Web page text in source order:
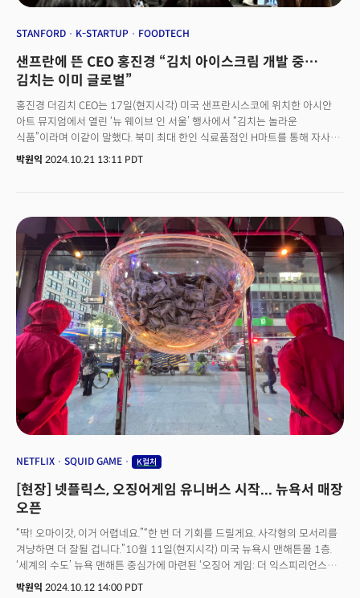
STANFORD K-STARTUP FOODTECH
샌프란에 뜬 CEO 홍진경 “김치 아이스크림 개발 중…
김치는 이미 글로벌”
홍진경 더김치 CEO는 17일(현지시각) 미국 샌프란시스코에 위치한 아시안
아트 뮤지엄에서 열린 ‘뉴 웨이브 인 서울’ 행사에서 “김치는 놀라운
식품”이라며 이같이 말했다. 북미 최대 한인 식료품점인 H마트를 통해 자사
김치를 유통하는데 그치지 않고, 김치의 특성을 살린 다양한 신제품을
나게 만든다”고 했다.&nbsp;홍 CEO는 이날 미국에 한국 문화를 알리는 뉴
웨이브 인 서울 행사에 참석, 시종일관 한국 음식과 문화의 우수성을 강조했다.
뉴 웨이브 인 서울은 스탠퍼드 이노베이션 & 디자인 연구센터(SCIDR)가
샌프란시스코 아시안 아트 뮤지엄과 공동 주최한 행사다.
박원익 2024.10.21 13:11 PDT
NETFLIX SQUID GAME K컬처
[현장] 넷플릭스, 오징어게임 유니버스 시작... 뉴욕서 매장
오픈
“딱! 오마이갓, 이거 어렵네요.”“한 번 더 기회를 드릴게요. 사각형의 모서리를
겨냥하면 더 잘될 겁니다.”10월 11일(현지시각) 미국 뉴욕시 맨해튼몰 1층.
‘세계의 수도’ 뉴욕 맨해튼 중심가에 마련된 ‘오징어 게임: 더 익스피리언스
(Squid Game: The Experience)’ 행사장에 딱지치기 소리가 울려
박원익 2024.10.12 14:00 PDT